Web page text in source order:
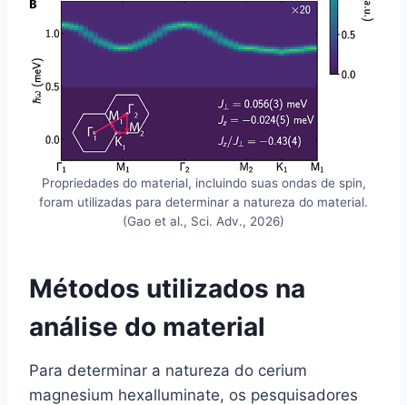
Propriedades do material, incluindo suas ondas de spin,
foram utilizadas para determinar a natureza do material.
(Gao et al., Sci. Adv., 2026)
Métodos utilizados na
análise do material
Para determinar a natureza do cerium
magnesium hexalluminate, os pesquisadores